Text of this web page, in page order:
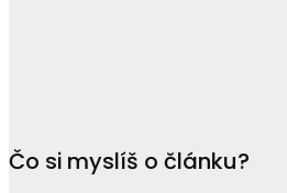
Čo si myslíš o článku?